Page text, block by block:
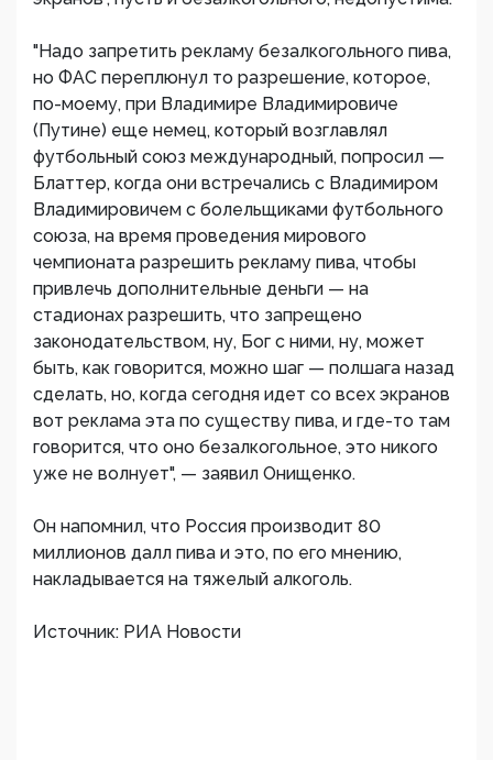
"Надо запретить рекламу безалкогольного пива,
но ФАС переплюнул то разрешение, которое,
по-моему, при Владимире Владимировиче
(Путине) еще немец, который возглавлял
футбольный союз международный, попросил —
Блаттер, когда они встречались с Владимиром
Владимировичем с болельщиками футбольного
союза, на время проведения мирового
чемпионата разрешить рекламу пива, чтобы
привлечь дополнительные деньги — на
стадионах разрешить, что запрещено
законодательством, ну, Бог с ними, ну, может
быть, как говорится, можно шаг — полшага назад
сделать, но, когда сегодня идет со всех экранов
вот реклама эта по существу пива, и где-то там
говорится, что оно безалкогольное, это никого
уже не волнует", — заявил Онищенко.
Он напомнил, что Россия производит 80
миллионов далл пива и это, по его мнению,
накладывается на тяжелый алкоголь.
Источник: РИА Новости